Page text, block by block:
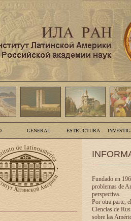
GENERAL ESTRUCTURA
Fundado en
problemas de
perspectiva.
Por otra parte,
Ciencias de
sobre las